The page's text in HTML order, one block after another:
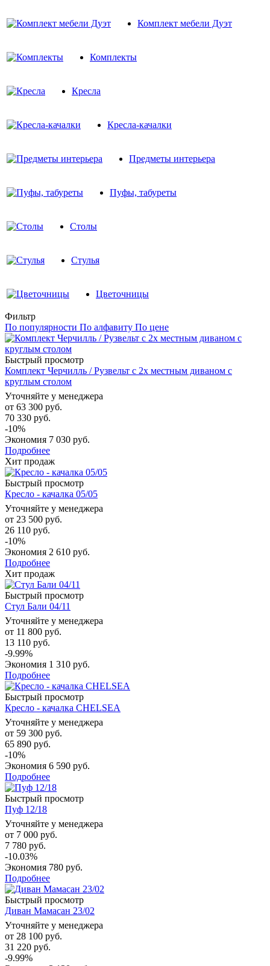
Комплект мебели Дуэт
Комплекты
Кресла
Кресла-качалки
Предметы интерьера
Пуфы, табуреты
Столы
Стулья
Цветочницы
Фильтр
По популярности По алфавиту По цене
Быстрый просмотр
Комплект Черчилль / Рузвельт с 2х местным диваном с
круглым столом
Уточняйте у менеджера
от 63 300 руб.
70 330 руб.
-10%
Экономия 7 030 руб.
Подробнее
Хит продаж
Быстрый просмотр
Кресло - качалка 05/05
Уточняйте у менеджера
от 23 500 руб.
26 110 руб.
-10%
Экономия 2 610 руб.
Подробнее
Хит продаж
Быстрый просмотр
Стул Бали 04/11
Уточняйте у менеджера
от 11 800 руб.
13 110 руб.
-9.99%
Экономия 1 310 руб.
Подробнее
Быстрый просмотр
Кресло - качалка CHELSEA
Уточняйте у менеджера
от 59 300 руб.
65 890 руб.
-10%
Экономия 6 590 руб.
Подробнее
Быстрый просмотр
Пуф 12/18
Уточняйте у менеджера
от 7 000 руб.
7 780 руб.
-10.03%
Экономия 780 руб.
Подробнее
Быстрый просмотр
Диван Мамасан 23/02
Уточняйте у менеджера
от 28 100 руб.
31 220 руб.
-9.99%